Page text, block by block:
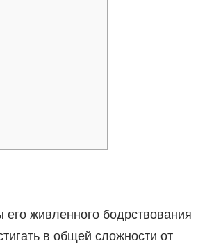
живленного бодрствования
в общей сложности от